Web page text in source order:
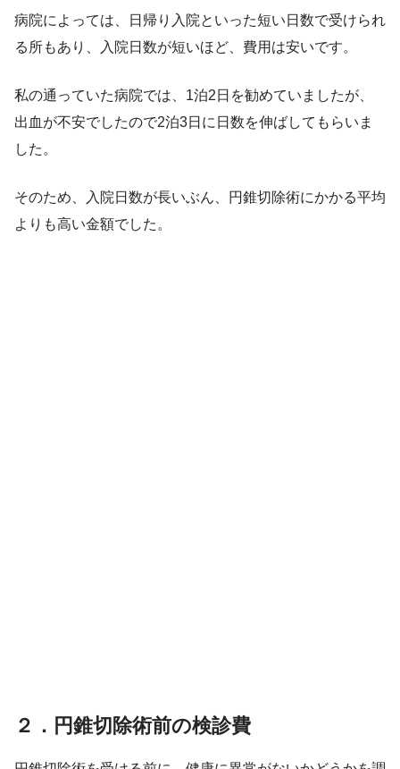
病院によっては、日帰り入院といった短い日数で受けられ
る所もあり、入院日数が短いほど、費用は安いです。
私の通っていた病院では、1泊2日を勧めていましたが、
出血が不安でしたので2泊3日に日数を伸ばしてもらいま
した。
そのため、入院日数が長いぶん、円錐切除術にかかる平均
よりも高い金額でした。
２．円錐切除術前の検診費